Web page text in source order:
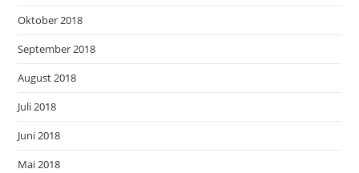
Oktober 2018
September 2018
August 2018
Juli 2018
Juni 2018
Mai 2018